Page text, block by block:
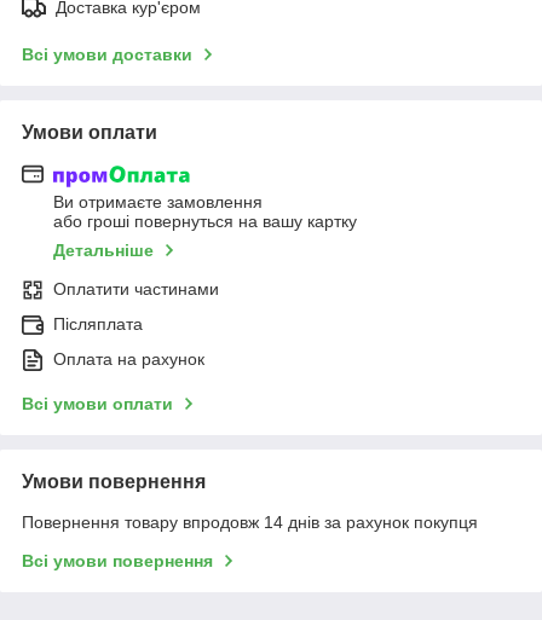
Доставка кур'єром
Всі умови доставки
Умови оплати
Ви отримаєте замовлення
або гроші повернуться на вашу картку
Детальніше
Оплатити частинами
Післяплата
Оплата на рахунок
Всі умови оплати
Умови повернення
Повернення товару впродовж 14 днів за рахунок покупця
Всі умови повернення